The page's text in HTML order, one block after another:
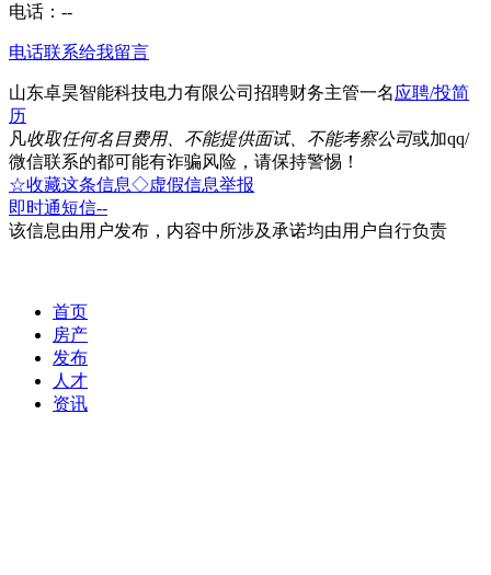
电话： --
电话联系给我留言
山东卓昊智能科技电力有限公司招聘财务主管一名应聘/投简
历
凡收取任何名目费用、不能提供面试、不能考察公司或加qq/
微信联系的都可能有诈骗风险，请保持警惕！
☆收藏这条信息◇虚假信息举报
即时通短信--
该信息由用户发布，内容中所涉及承诺均由用户自行负责
首页
房产
发布
人才
资讯